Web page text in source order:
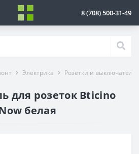
8 (708) 500-31-49
Электрика Розетки и выключатели
для розеток Bticino
белая